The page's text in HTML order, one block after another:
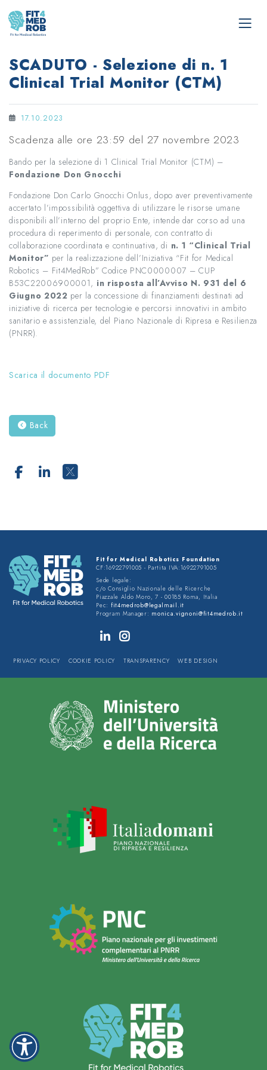
SCADUTO - Selezione di n. 1
Clinical Trial Monitor (CTM)
17.10.2023
Scadenza alle ore 23:59 del 27 novembre 2023
Bando per la selezione di 1 Clinical Trial Monitor (CTM) –
Fondazione Don Gnocchi
Fondazione Don Carlo Gnocchi Onlus, dopo aver preventivamente
accertato l’impossibilità oggettiva di utilizzare le risorse umane
disponibili all’interno del proprio Ente, intende dar corso ad una
procedura di reperimento di personale, con contratto di
collaborazione coordinata e continuativa, di n. 1 “Clinical Trial
Monitor” per la realizzazione dell’Iniziativa “Fit for Medical
Robotics – Fit4MedRob” Codice PNC0000007 – CUP
B53C22006900001, in risposta all’Avviso N. 931 del 6
Giugno 2022 per la concessione di finanziamenti destinati ad
iniziative di ricerca per tecnologie e percorsi innovativi in ambito
sanitario e assistenziale, del Piano Nazionale di Ripresa e Resilienza
(PNRR).
Scarica il documento PDF
Back
Fit for Medical Robotics Foundation
CF:16922791005 - Partita IVA:16922791005
Sede legale:
c/o Consiglio Nazionale delle Ricerche
Piazzale Aldo Moro, 7 - 00185 Roma, Italia
Pec: fit4medrob@legalmail.it
Program Manager: monica.vignoni@fit4medrob.it
PRIVACY POLICY COOKIE POLICY TRANSPARENCY WEB DESIGN